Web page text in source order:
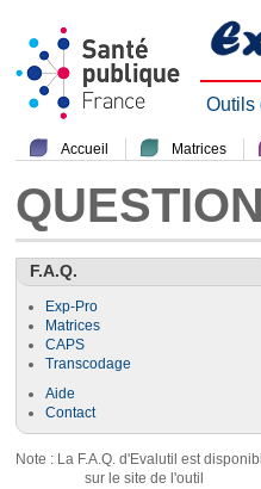
Outils
Accueil Matrices
F.A.Q.
Exp-Pro
Matrices
CAPS
Transcodage
Aide
Contact
Note : La F.A.Q. d'Evalutil est
sur le site de l'outil